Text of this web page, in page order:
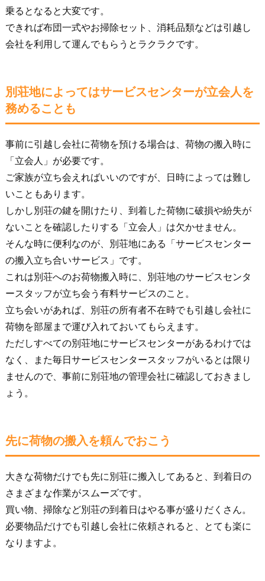
乗るとなると大変です。
できれば布団一式やお掃除セット、消耗品類などは引越し
会社を利用して運んでもらうとラクラクです。
別荘地によってはサービスセンターが立会人を
務めることも
事前に引越し会社に荷物を預ける場合は、荷物の搬入時に
「立会人」が必要です。
ご家族が立ち会えればいいのですが、日時によっては難し
いこともあります。
しかし別荘の鍵を開けたり、到着した荷物に破損や紛失が
ないことを確認したりする「立会人」は欠かせません。
そんな時に便利なのが、別荘地にある「サービスセンター
の搬入立ち合いサービス」です。
これは別荘へのお荷物搬入時に、別荘地のサービスセンタ
ースタッフが立ち会う有料サービスのこと。
立ち会いがあれば、別荘の所有者不在時でも引越し会社に
荷物を部屋まで運び入れておいてもらえます。
ただしすべての別荘地にサービスセンターがあるわけでは
なく、また毎日サービスセンタースタッフがいるとは限り
ませんので、事前に別荘地の管理会社に確認しておきまし
ょう。
先に荷物の搬入を頼んでおこう
大きな荷物だけでも先に別荘に搬入してあると、到着日の
さまざまな作業がスムーズです。
買い物、掃除など別荘の到着日はやる事が盛りだくさん。
必要物品だけでも引越し会社に依頼されると、とても楽に
なりますよ。